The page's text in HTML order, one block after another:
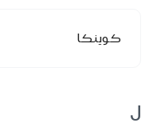
كوينكا
ل